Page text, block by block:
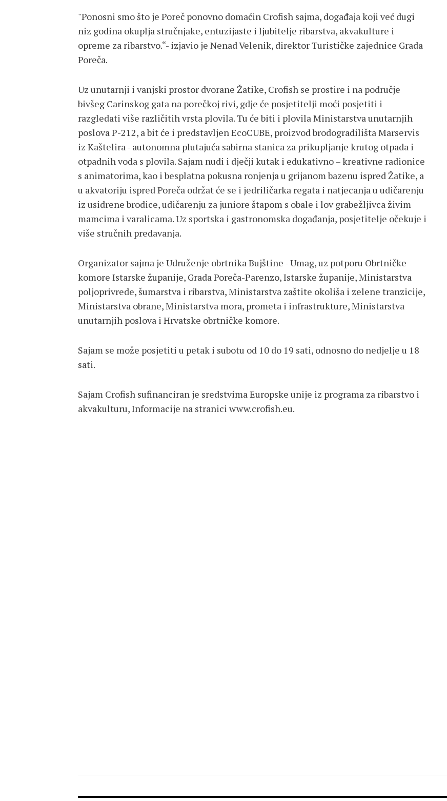
"Ponosni smo što je Poreč ponovno domaćin Crofish sajma, događaja koji već dugi
niz godina okuplja stručnjake, entuzijaste i ljubitelje ribarstva, akvakulture i
opreme za ribarstvo.“- izjavio je Nenad Velenik, direktor Turističke zajednice Grada
Poreča.
Uz unutarnji i vanjski prostor dvorane Žatike, Crofish se prostire i na područje
bivšeg Carinskog gata na porečkoj rivi, gdje će posjetitelji moći posjetiti i
razgledati više različitih vrsta plovila. Tu će biti i plovila Ministarstva unutarnjih
poslova P-212, a bit će i predstavljen EcoCUBE, proizvod brodogradilišta Marservis
iz Kaštelira - autonomna plutajuća sabirna stanica za prikupljanje krutog otpada i
otpadnih voda s plovila. Sajam nudi i dječji kutak i edukativno – kreativne radionice
s animatorima, kao i besplatna pokusna ronjenja u grijanom bazenu ispred Žatike, a
u akvatoriju ispred Poreča održat će se i jedriličarka regata i natjecanja u udičarenju
iz usidrene brodice, udičarenju za juniore štapom s obale i lov grabežljivca živim
mamcima i varalicama. Uz sportska i gastronomska događanja, posjetitelje očekuje i
više stručnih predavanja.
Organizator sajma je Udruženje obrtnika Bujštine - Umag, uz potporu Obrtničke
komore Istarske županije, Grada Poreča-Parenzo, Istarske županije, Ministarstva
poljoprivrede, šumarstva i ribarstva, Ministarstva zaštite okoliša i zelene tranzicije,
Ministarstva obrane, Ministarstva mora, prometa i infrastrukture, Ministarstva
unutarnjih poslova i Hrvatske obrtničke komore.
Sajam se može posjetiti u petak i subotu od 10 do 19 sati, odnosno do nedjelje u 18
sati.
Sajam Crofish sufinanciran je sredstvima Europske unije iz programa za ribarstvo i
akvakulturu, Informacije na stranici www.crofish.eu.